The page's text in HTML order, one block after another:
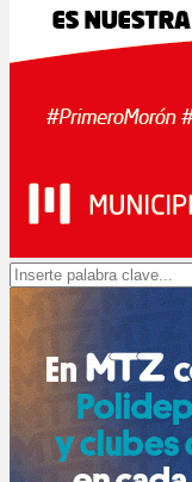
Search
for: